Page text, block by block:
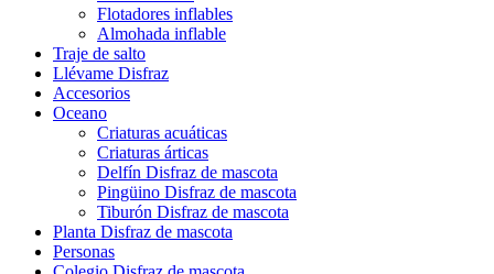
Flotadores inflables
Almohada inflable
Traje de salto
Llévame Disfraz
Accesorios
Oceano
Criaturas acuáticas
Criaturas árticas
Delfín Disfraz de mascota
Pingüino Disfraz de mascota
Tiburón Disfraz de mascota
Planta Disfraz de mascota
Personas